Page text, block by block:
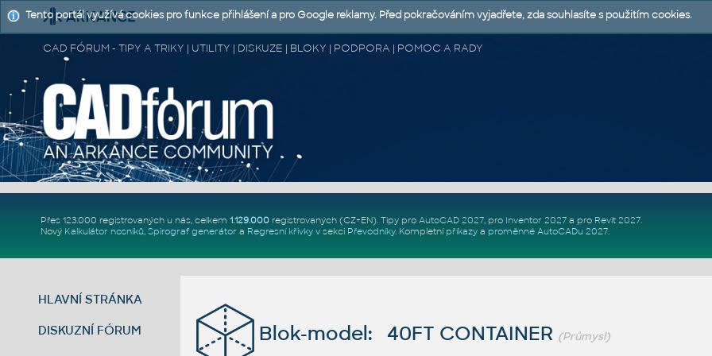
CAD FÓRUM - TIPY A TRIKY | UTILITY | DISKUZE | BLOKY | PODPORA | POMOC A RADY
Přes 123.000 registrovaných u nás, celkem 1.129.000registrovaných (CZ+EN). Tipy pro AutoCAD 2027, pro Inventor 2027a pro Revit 2027.
Nový Kalkulátor nosníků, Spirograf generátor a Regresní křivkyv sekci Převodníky. Kompletní příkazya proměnné AutoCADu 2027.
HLAVNÍ STRÁNKA
DISKUZNÍ FÓRUM Blok-model: 40FT CONTAINER (Průmysl)
Tento portál využívá cookies pro funkce přihlášení a pro Google reklamy. Před pokračováním vyjadřete, zda souhlasíte s použitím cookies.